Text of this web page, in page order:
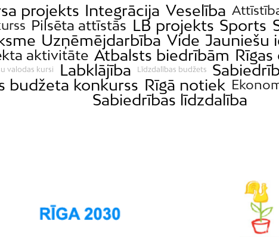
projekts Integrācija Veselība
Pilsēta attīstās LB projekts Sports
Uzņēmējdarbība Vide Jauniešu
aktivitāte Atbalsts biedrībām
valodas kursi Labklājība Līdzdalības budžets
budžeta konkurss Rīgā notiek
Sabiedrības līdzdalība